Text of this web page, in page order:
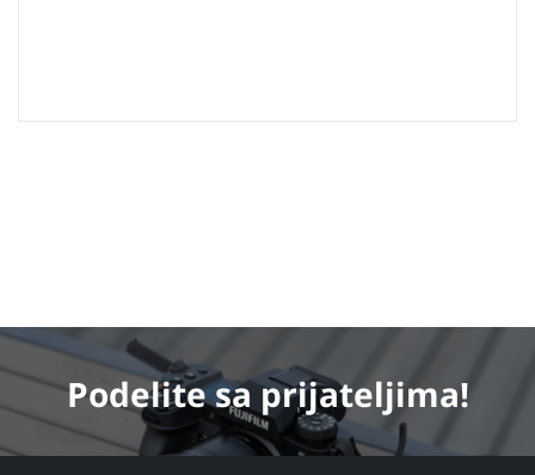
Podelitesa prijateljima!